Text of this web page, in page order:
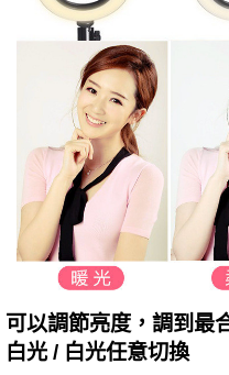
可以調節亮度，調到最
白光 / 白光任意切換